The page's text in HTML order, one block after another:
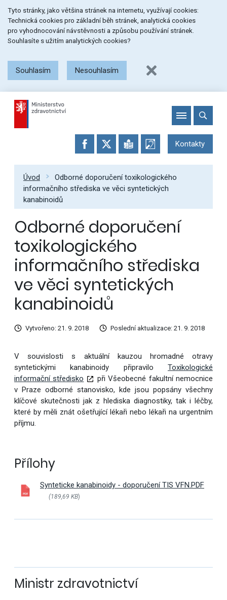
na
menu
na
obsah
na
patičku
stránky
Tyto stránky, jako většina stránek na internetu, využívají cookies:
Technická cookies pro základní běh stránek, analytická cookies
pro vyhodnocování návstěvnosti a způsobu používání stránek.
Souhlasíte s užitím analytických cookies?
Souhlasím Nesouhlasím
Kontakty
Úvod
Odborné doporučení toxikologického
informačního střediska ve věci syntetických
kanabinoidů
Odborné doporučení
toxikologického
informačního střediska
ve věci syntetických
kanabinoidů
Vytvořeno: 21. 9. 2018 Poslední aktualizace: 21. 9. 2018
V souvislosti s aktuální kauzou hromadné otravy
syntetickými kanabinoidy připraviloToxikologické
informační středisko
při Všeobecné fakultní nemocnice
v Praze odborné stanovisko, kde jsou popsány všechny
klíčové skutečnosti jak z hlediska diagnostiky, tak i léčby,
které by měli znát ošetřující lékaři nebo lékaři na urgentním
příjmu.
Přílohy
Synteticke kanabinoidy - doporučení TIS VFN.PDF
(189,69 KB)
Ministr zdravotnictví